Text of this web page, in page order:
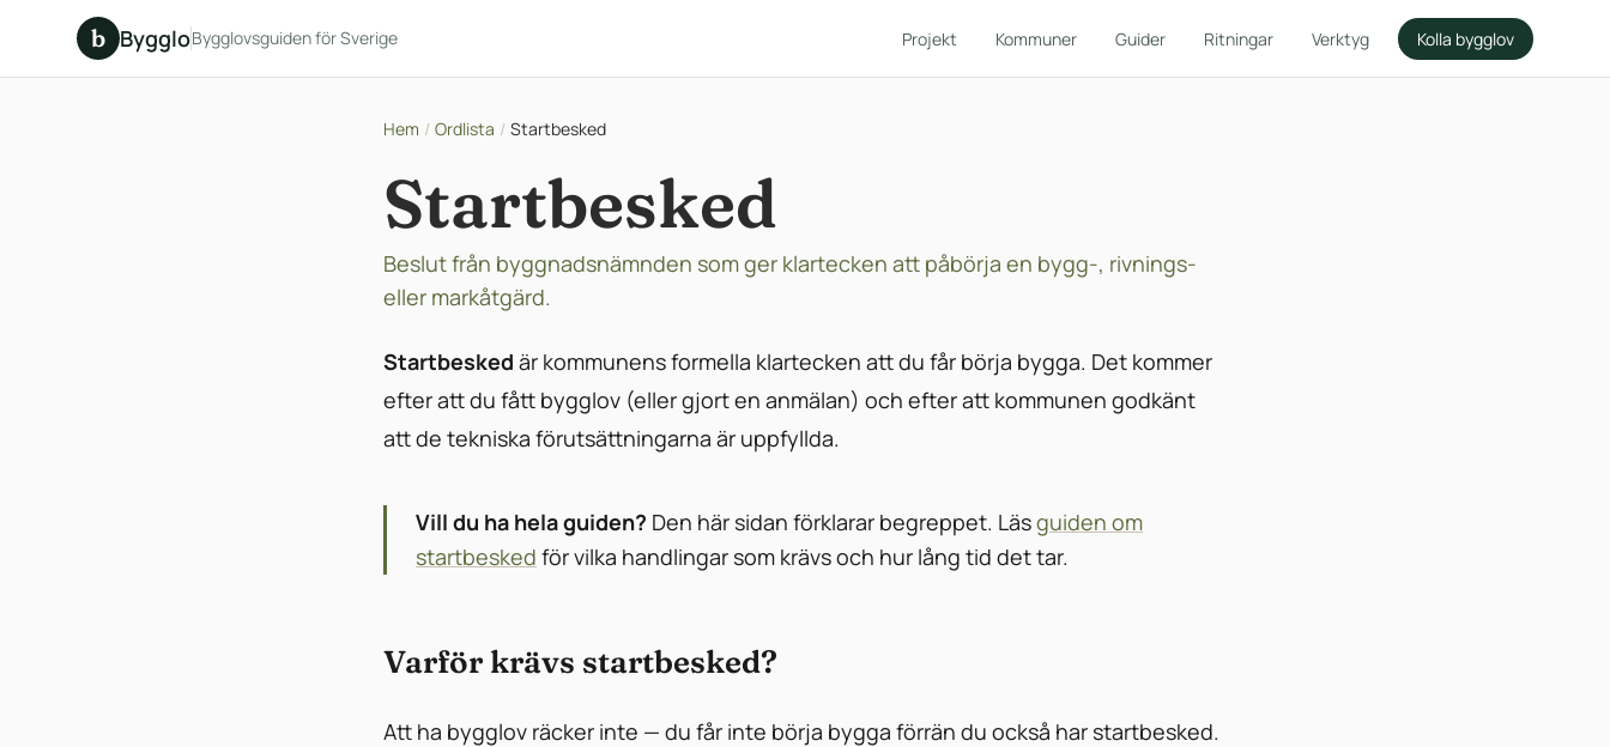
b ByggloBygglovsguiden för Sverige Projekt Kommuner Guider Ritningar Verktyg Kolla bygglov
Hem / Ordlista / Startbesked
Startbesked
Beslut från byggnadsnämnden som ger klartecken att påbörja en bygg-, rivnings-
eller markåtgärd.
Startbesked är kommunens formella klartecken att du får börja bygga. Det kommer
efter att du fått bygglov (eller gjort en anmälan) och efter att kommunen godkänt
att de tekniska förutsättningarna är uppfyllda.
Vill du ha hela guiden? Den här sidan förklarar begreppet. Läsguiden om
startbesked för vilka handlingar som krävs och hur lång tid det tar.
Varför krävs startbesked?
Att ha bygglov räcker inte — du får inte börja bygga förrän du också har startbesked.